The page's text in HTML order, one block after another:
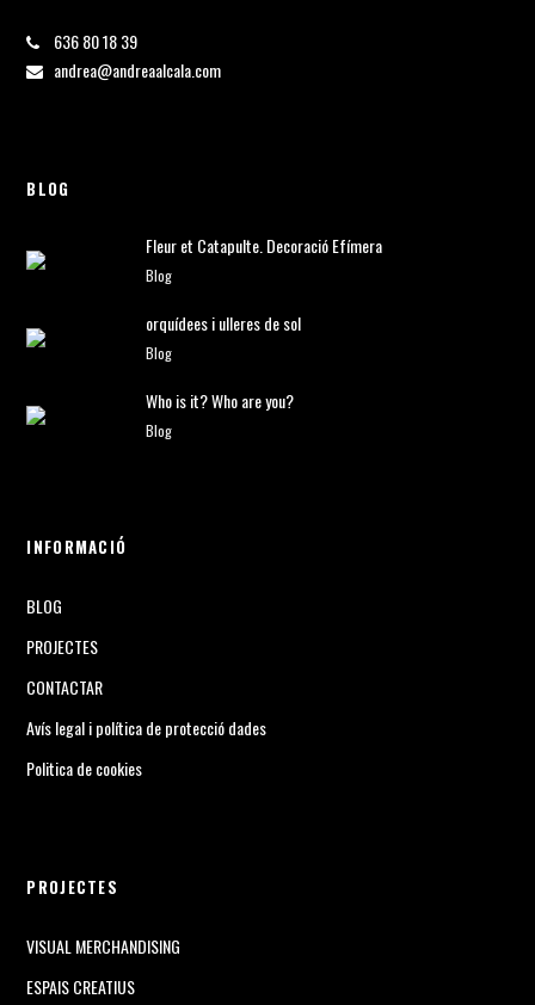
636 80 18 39
andrea@andreaalcala.com
BLOG
Fleur et Catapulte. Decoració Efímera
Blog
orquídees i ulleres de sol
Blog
Who is it? Who are you?
Blog
INFORMACIÓ
BLOG
PROJECTES
CONTACTAR
Avís legal i política de protecció dades
Politica de cookies
PROJECTES
VISUAL MERCHANDISING
ESPAIS CREATIUS